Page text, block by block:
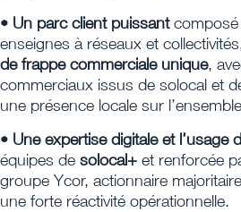
• Un parc client puissantcomposé
enseignes à réseaux et
de frappe commerciale unique,
commerciaux issus de solocal et
une présence locale sur
• Une expertise digitale et l’usage
équipes de solocal+ et renforcée
groupe Ycor, actionnaire
une forte réactivité opérationnelle.